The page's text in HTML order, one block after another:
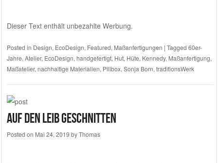
Dieser Text enthält unbezahlte Werbung.
Posted in Design, EcoDesign, Featured, Maßanfertigungen | Tagged 60er-
Jahre, Atelier, EcoDesign, handgefertigt, Hut, Hüte, Kennedy, Maßanfertigung,
Maßatelier, nachhaltige Materialien, Pillbox, Sonja Born, traditionsWerk
Auf den Leib geschnitten
Posted on Mai 24, 2019 byThomas